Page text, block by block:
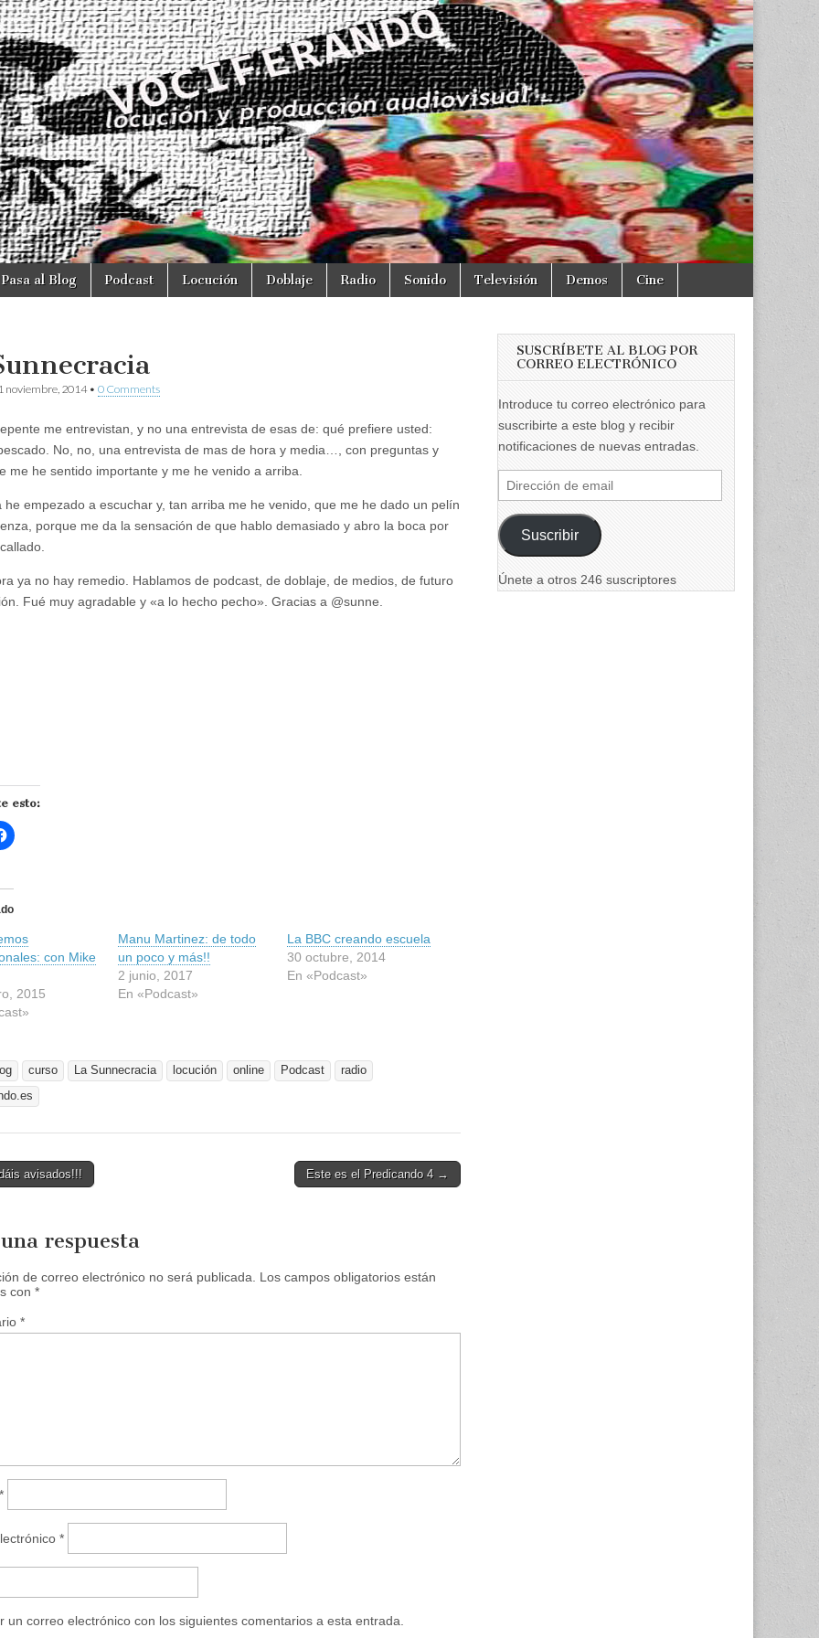
Pasa al Blog Podcast Locución Doblaje Radio Sonido Televisión Demos Cine
noviembre, 2014• 0 Comments
me entrevistan, y no una entrevista de esas de: qué prefiere usted:
No, no, una entrevista de mas de hora y media…, con preguntas y
me he sentido importante y me he venido a arriba.
he empezado a escuchar y, tan arriba me he venido, que me he dado un pelín
porque me da la sensación de que hablo demasiado y abro la boca por
ya no hay remedio. Hablamos de podcast, de doblaje, de medios, de futuro
Fué muy agradable y «a lo hecho pecho». Gracias a @sunne.
esto:
H
a
i
c
p
r
a
c
m
p
a
r
e
n
F
a
e
o
k
(
b
r
e
n
u
a
v
a
con Mike
2015
Manu Martinez: de todo
un poco y más!!
2 junio, 2017
En «Podcast»
La BBC creando escuela
30 octubre, 2014
En «Podcast»
curso La Sunnecracia locución online Podcast
radio
avisados!!! Este es el Predicando 4 →
respuesta
de correo electrónico no será publicada.
Los campos obligatorios están
con *
*
*
*
un correo electrónico con los siguientes comentarios a esta entrada.
SUSCRÍBETE AL BLOG POR
CORREO ELECTRÓNICO
Introduce tu correo electrónico para
suscribirte a este blog y recibir
notificaciones de nuevas entradas.
Dirección
de
email
Suscribir
Únete a otros 246 suscriptores